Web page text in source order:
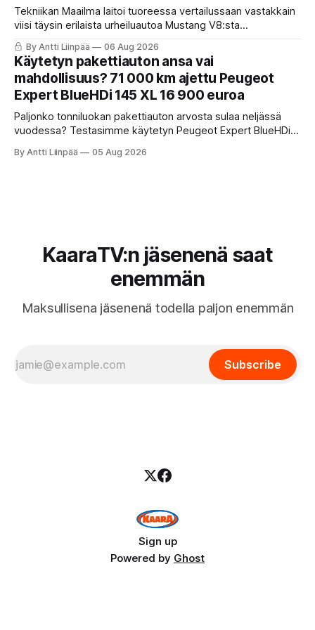
Tekniikan Maailma laitoi tuoreessa vertailussaan vastakkain
viisi täysin erilaista urheiluautoa Mustang V8:sta
täyssähköiseen Hyundai Ioniq 6 N:ään. KaaraTV otti lehden
käteen ja pani autot omaan paremmuusjärjestykseen
fiiliksen, käytettävyyden ja hinta-laatusuhteen perusteella.
By Antti Liinpää 06 Aug 2026
Käytetyn pakettiauton ansa vai
mahdollisuus? 71 000 km ajettu Peugeot
Expert BlueHDi 145 XL 16 900 euroa
Paljonko tonniluokan pakettiauton arvosta sulaa neljässä
vuodessa? Testasimme käytetyn Peugeot Expert BlueHDi
16 900 €. Perkaamme auton taustat, varusteet, ajo-
By Antti Liinpää 05 Aug 2026
KaaraTV:n jäsenenä saat
enemmän
Maksullisena jäsenenä todella paljon enemmän
Subscribe
Sign up
Powered by Ghost